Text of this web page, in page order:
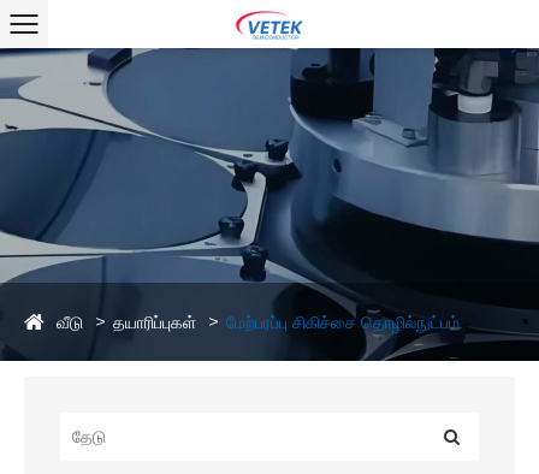
வீடு தயாரிப்புகள் மேற்பரப்பு சிகிச்சை தொழில்நுட்பம்